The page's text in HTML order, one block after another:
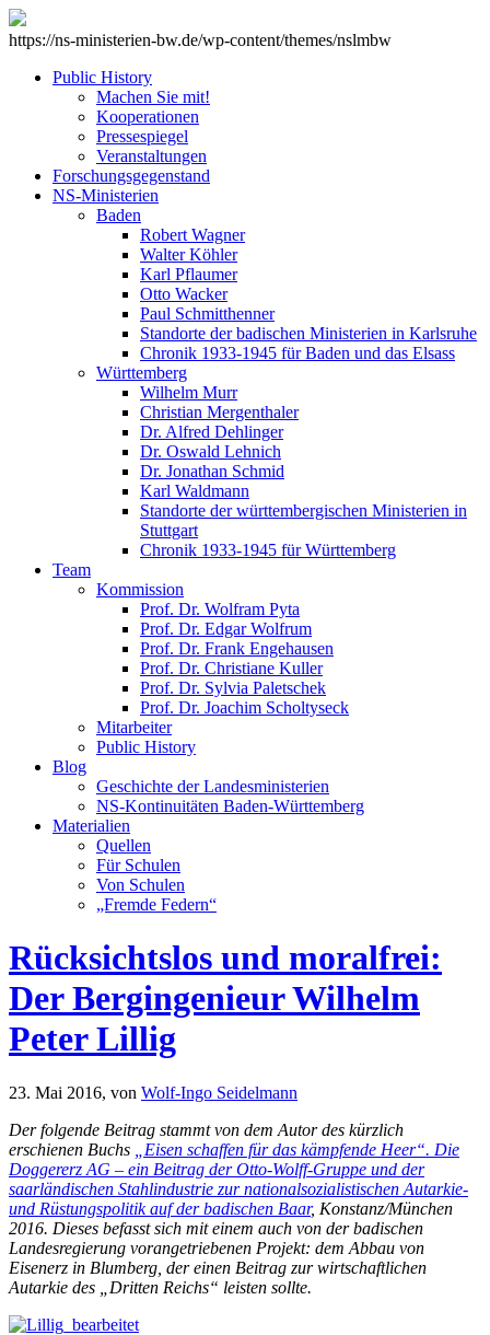
https://ns-ministerien-bw.de/wp-content/themes/nslmbw
Public History
Machen Sie mit!
Kooperationen
Pressespiegel
Veranstaltungen
Forschungsgegenstand
NS-Ministerien
Baden
Robert Wagner
Walter Köhler
Karl Pflaumer
Otto Wacker
Paul Schmitthenner
Standorte der badischen Ministerien in Karlsruhe
Chronik 1933-1945 für Baden und das Elsass
Württemberg
Wilhelm Murr
Christian Mergenthaler
Dr. Alfred Dehlinger
Dr. Oswald Lehnich
Dr. Jonathan Schmid
Karl Waldmann
Standorte der württembergischen Ministerien in
Stuttgart
Chronik 1933-1945 für Württemberg
Team
Kommission
Prof. Dr. Wolfram Pyta
Prof. Dr. Edgar Wolfrum
Prof. Dr. Frank Engehausen
Prof. Dr. Christiane Kuller
Prof. Dr. Sylvia Paletschek
Prof. Dr. Joachim Scholtyseck
Mitarbeiter
Public History
Blog
Geschichte der Landesministerien
NS-Kontinuitäten Baden-Württemberg
Materialien
Quellen
Für Schulen
Von Schulen
„Fremde Federn“
Rücksichtslos und moralfrei:
Der Bergingenieur Wilhelm
Peter Lillig
23. Mai 2016, von Wolf-Ingo Seidelmann
Der folgende Beitrag stammt von dem Autor des kürzlich
erschienen Buchs
„Eisen schaffen für das kämpfende Heer“. Die
Doggererz AG – ein Beitrag der Otto-Wolff-Gruppe und der
saarländischen Stahlindustrie zur nationalsozialistischen Autarkie-
und Rüstungspolitik auf der badischen Baar, Konstanz/München
2016. Dieses befasst sich mit einem auch von der badischen
Landesregierung vorangetriebenen Projekt: dem Abbau von
Eisenerz in Blumberg, der einen Beitrag zur wirtschaftlichen
Autarkie des „Dritten Reichs“ leisten sollte.